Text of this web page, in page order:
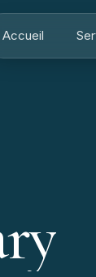
Accueil